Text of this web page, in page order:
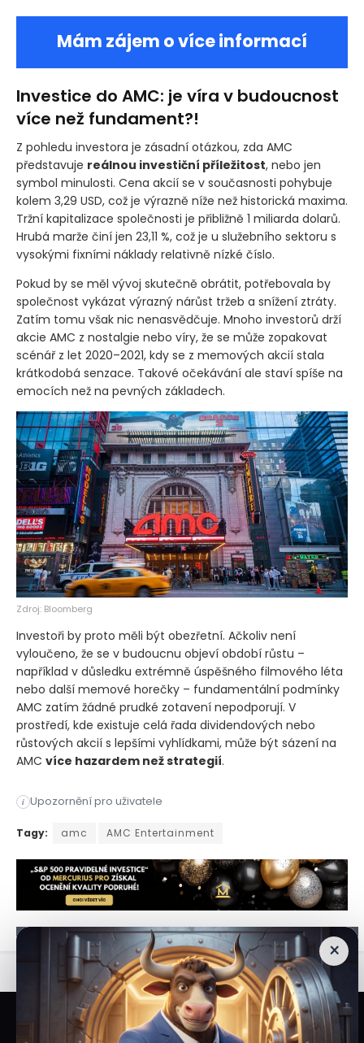
Mám zájem o více informací
Investice do AMC: je víra v budoucnost
více než fundament?!
Z pohledu investora je zásadní otázkou, zda AMC
představuje reálnou investiční příležitost, nebo jen
symbol minulosti. Cena akcií se v současnosti pohybuje
kolem 3,29 USD, což je výrazně níže než historická maxima.
Tržní kapitalizace společnosti je přibližně 1 miliarda dolarů.
Hrubá marže činí jen 23,11 %, což je u služebního sektoru s
vysokými fixními náklady relativně nízké číslo.
Pokud by se měl vývoj skutečně obrátit, potřebovala by
společnost vykázat výrazný nárůst tržeb a snížení ztráty.
Zatím tomu však nic nenasvědčuje. Mnoho investorů drží
akcie AMC z nostalgie nebo víry, že se může zopakovat
scénář z let 2020–2021, kdy se z memových akcií stala
krátkodobá senzace. Takové očekávání ale staví spíše na
emocích než na pevných základech.
Zdroj: Bloomberg
Investoři by proto měli být obezřetní. Ačkoliv není
vyloučeno, že se v budoucnu objeví období růstu –
například v důsledku extrémně úspěšného filmového léta
nebo další memové horečky – fundamentální podmínky
AMC zatím žádné prudké zotavení nepodporují. V
prostředí, kde existuje celá řada dividendových nebo
růstových akcií s lepšími vyhlídkami, může být sázení na
AMC více hazardem než strategií.
i Upozornění pro uživatele
popularity stále drží v hledáčku investorů. Důvodem však
Tagy: amc AMC Entertainment
×
Veškeré informace a materiály zveřejněné na internetových stránkách